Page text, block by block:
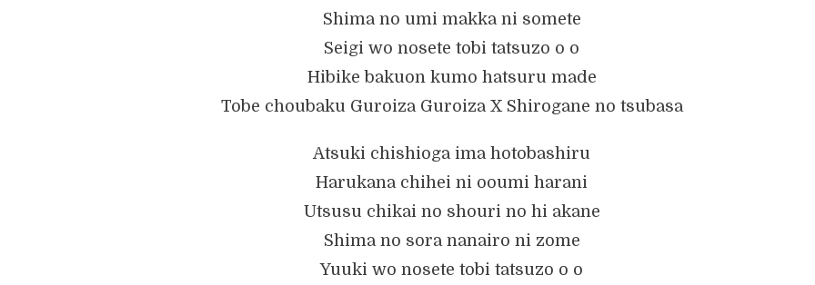
Shima no umi makka ni somete
Seigi wo nosete tobi tatsuzo o o
Hibike bakuon kumo hatsuru made
Tobe choubaku Guroiza Guroiza X Shirogane no tsubasa
Atsuki chishioga ima hotobashiru
Harukana chihei ni ooumi harani
Utsusu chikai no shouri no hi akane
Shima no sora nanairo ni zome
Yuuki wo nosete tobi tatsuzo o o